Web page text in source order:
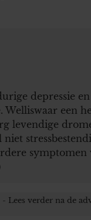
depressie
een
levendige